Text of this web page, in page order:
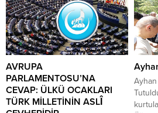
kaydedildi. Yerden kaldırıp öptüler
Kemerköprü Mahallesi’nde dün
akşam saatlerinde Cumhuriyet
Parkı içerisindeki direkte bulunan
Türk bayrağı rüzgar nedeniyle
ipinin kopmasıyla yere düştü. Bu
sırada parkta oynayan çocuklar
yere...
araya
zaman
AVRUPA
PARLAMENTOSU’NA
CEVAP: ÜLKÜ OCAKLARI
TÜRK MİLLETİNİN ASLÎ